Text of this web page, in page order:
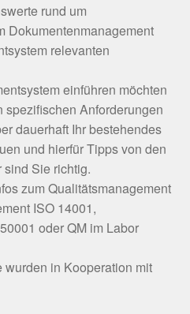
rund um
Dokumentenmanagement
relevanten
einführen möchten
spezifischen Anforderungen
dauerhaft Ihr bestehendes
und hierfür Tipps von den
sind Sie richtig.
zum Qualitätsmanagement
ISO 14001,
oder QM im Labor
in Kooperation mit